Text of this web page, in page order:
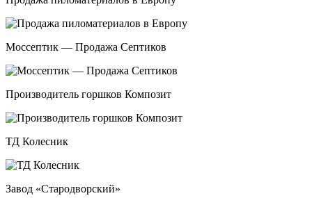
Моссептик — Продажа Септиков
Производитель горшков Композит
ТД Колесник
Завод «Стародворский»